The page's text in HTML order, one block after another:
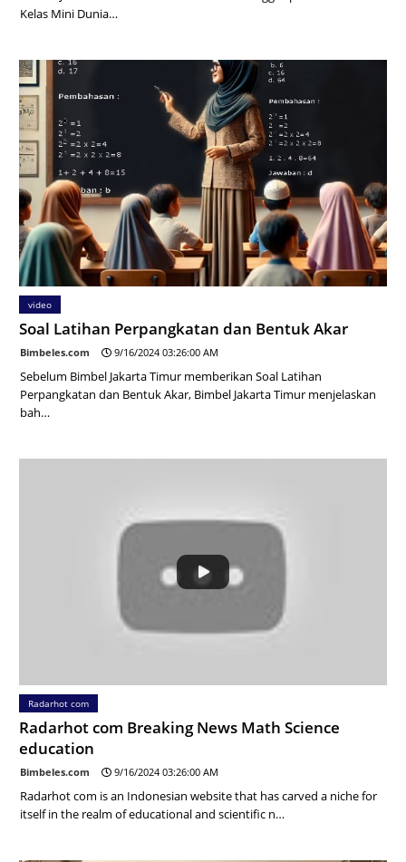
Kelas Mini Dunia…
video
Soal Latihan Perpangkatan dan Bentuk Akar
Bimbeles.com 9/16/2024 03:26:00 AM
Sebelum Bimbel Jakarta Timur memberikan Soal Latihan
Perpangkatan dan Bentuk Akar, Bimbel Jakarta Timur menjelaskan
bah…
Radarhot com
Radarhot com Breaking News Math Science
education
Bimbeles.com 9/16/2024 03:26:00 AM
Radarhot com is an Indonesian website that has carved a niche for
itself in the realm of educational and scientific n…